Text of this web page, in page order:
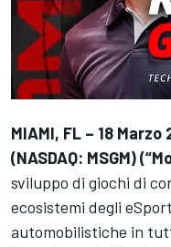
MIAMI, FL – 18 Marzo
(NASDAQ: MSGM)
sviluppo di giochi di
ecosistemi degli
automobilistiche in